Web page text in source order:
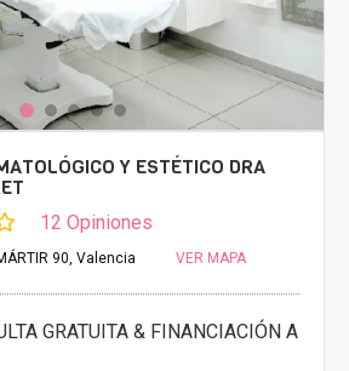
Y ESTÉTICO DRA
12 Opiniones
90, Valencia VER MAPA
GRATUITA & FINANCIACIÓN A